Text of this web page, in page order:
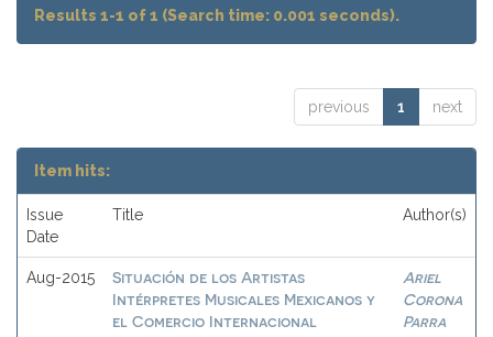
Results 1-1 of 1 (Search time: 0.001 seconds).
previous 1 next
Item hits:
Issue
Date
Title Author(s)
Aug-2015
Situación de los Artistas
Intérpretes Musicales Mexicanos y
el Comercio Internacional
Ariel
Corona
Parra